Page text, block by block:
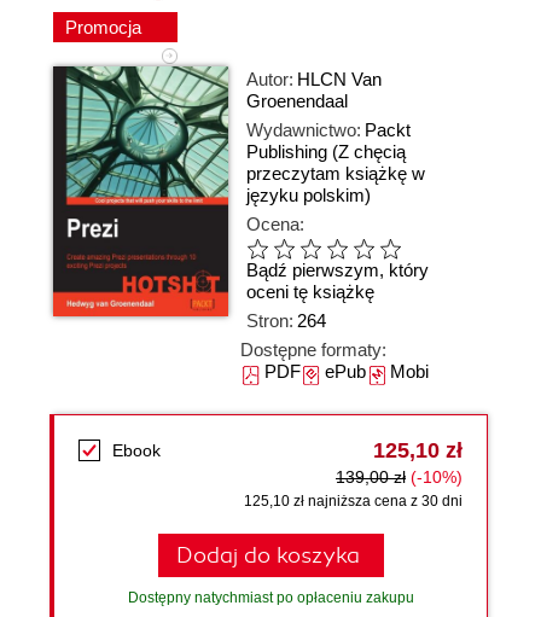
Promocja
Autor: HLCN Van
Groenendaal
Wydawnictwo: Packt
Publishing (Z chęcią
przeczytam książkę w
języku polskim)
Ocena:
Bądź pierwszym, który
oceni tę książkę
Stron: 264
Dostępne formaty:
PDFePubMobi
Ebook 125,10 zł
139,00 zł (-10%)
125,10 zł najniższa cena z 30 dni
Dodaj do koszyka
Dostępny natychmiast po opłaceniu zakupu